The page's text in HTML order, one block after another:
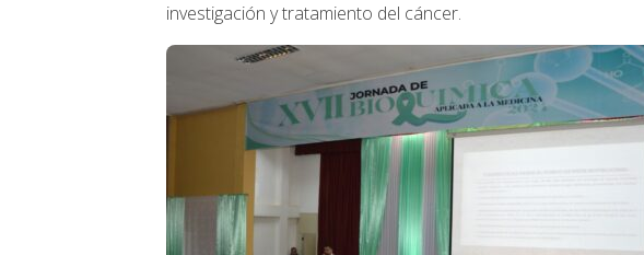
investigación y tratamiento del cáncer.